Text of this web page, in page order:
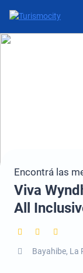
Encontrá las
Viva
All
Bayahibe, La